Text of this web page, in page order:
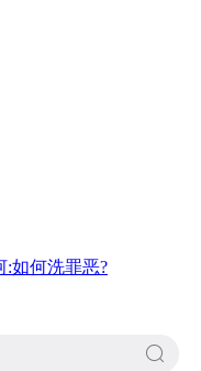
:如何洗罪恶?